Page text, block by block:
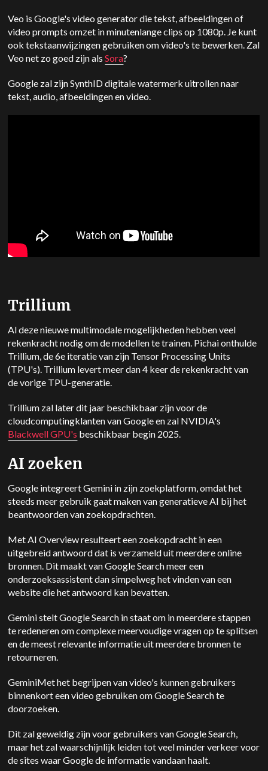
Veo is Google's video generator die tekst, afbeeldingen of
video prompts omzet in minutenlange clips op 1080p. Je kunt
ook tekstaanwijzingen gebruiken om video's te bewerken. Zal
Veo net zo goed zijn alsSora?
Google zal zijn SynthID digitale watermerk uitrollen naar
tekst, audio, afbeeldingen en video.
Trillium
Al deze nieuwe multimodale mogelijkheden hebben veel
rekenkracht nodig om de modellen te trainen. Pichai onthulde
Trillium, de 6e iteratie van zijn Tensor Processing Units
(TPU's). Trillium levert meer dan 4 keer de rekenkracht van
de vorige TPU-generatie.
Trillium zal later dit jaar beschikbaar zijn voor de
cloudcomputingklanten van Google en zal NVIDIA's
Blackwell GPU's beschikbaar begin 2025.
AI zoeken
Google integreertGemini in zijn zoekplatform, omdat het
steeds meer gebruik gaat maken van generatieve AI bij het
beantwoorden van zoekopdrachten.
Met AI Overview resulteert een zoekopdracht in een
uitgebreid antwoord dat is verzameld uit meerdere online
bronnen. Dit maakt van Google Search meer een
onderzoeksassistent dan simpelweg het vinden van een
website die het antwoord kan bevatten.
Geministelt Google Search in staat om in meerdere stappen
te redeneren om complexe meervoudige vragen op te splitsen
en de meest relevante informatie uit meerdere bronnen te
retourneren.
GeminiMet het begrijpen van video's kunnen gebruikers
binnenkort een video gebruiken om Google Search te
doorzoeken.
Dit zal geweldig zijn voor gebruikers van Google Search,
maar het zal waarschijnlijk leiden tot veel minder verkeer voor
de sites waar Google de informatie vandaan haalt.